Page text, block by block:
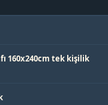
160x240cm tek kişilik